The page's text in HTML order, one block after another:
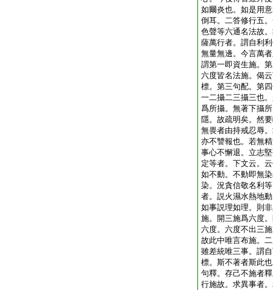
如爾炎也。如是用
倒耳。二答修行五
色聲等六通名法故
薩萬行者。謂自利
無量無邊。今言萬
謂第一即資生施。
六度皆名法施。偈
標。第三句配。第
一二攝二三攝三也
爲所攝。無著下攝
隱。故疏明矣。然
無畏者由持戒忍辱
亦不讐報也。若無
事心不懈退。立志
定等者。下文云。
如不動。不動即無
染。況貪信敬名利
者。説火濕水熱地
如事説理如理。則
施。開三施爲六度
六度。六度不出三
故此中唯言布施。
雖差統唯三事。謂
標。斯不著者斯此
句釋。存己不施者
行施故。求異事者